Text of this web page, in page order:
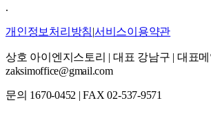
.
개인정보처리방침|서비스이용약관
상호 아이엔지스토리 | 대표 강남구 | 대표메
zaksimoffice@gmail.com
문의 1670-0452 |FAX02-537-9571